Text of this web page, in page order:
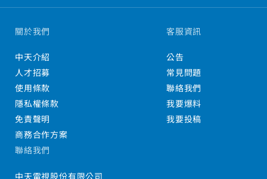
關於我們
中天介紹
人才招募
使用條款
隱私權條款
免責聲明
商務合作方案
客服資訊
公告
常見問題
聯絡我們
我要爆料
我要投稿
聯絡我們
中天電視股份有限公司